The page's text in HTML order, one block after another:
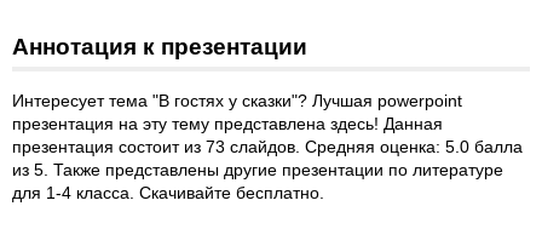
Аннотация к презентации
Интересует тема "В гостях у сказки"? Лучшая powerpoint
презентация на эту тему представлена здесь! Данная
презентация состоит из 73 слайдов. Средняя оценка: 5.0 балла
из 5. Также представлены другие презентации по литературе
для 1-4 класса. Скачивайте бесплатно.